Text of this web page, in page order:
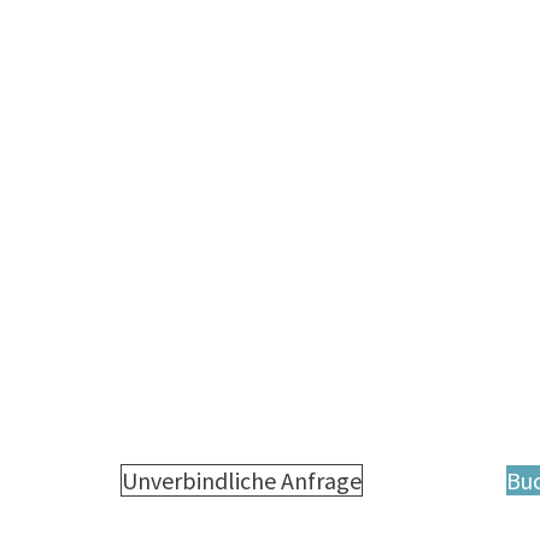
Unverbindliche Anfrage